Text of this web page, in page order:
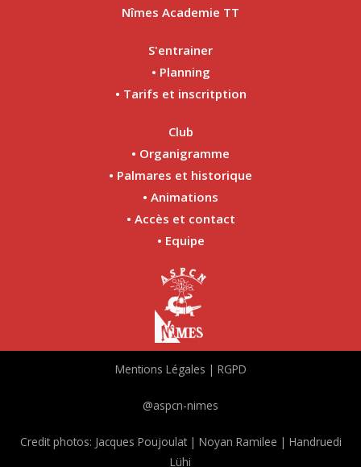
Nîmes Academie TT
S'entrainer
• Planning
• Tarifs et inscritption
Club
• Organigramme
• Palmares et historique
• Animations
• Accès et contact
• Equipe
Mentions Légales | RGPD
@aspcn-nimes
Credit photos: Jacques Poujoulat | Noyan Ramilee | Handruedi
Lühi